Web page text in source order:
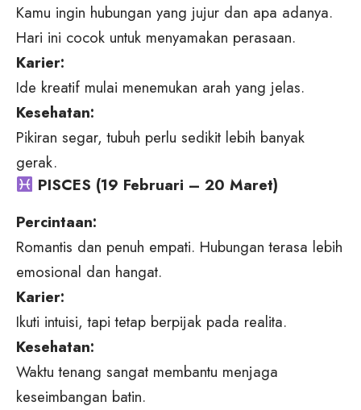
Kamu ingin hubungan yang jujur dan apa adanya.
Hari ini cocok untuk menyamakan perasaan.
Karier:
Ide kreatif mulai menemukan arah yang jelas.
Kesehatan:
Pikiran segar, tubuh perlu sedikit lebih banyak
gerak.
PISCES (19 Februari – 20 Maret)
Percintaan:
Romantis dan penuh empati. Hubungan terasa lebih
emosional dan hangat.
Karier:
Ikuti intuisi, tapi tetap berpijak pada realita.
Kesehatan:
Waktu tenang sangat membantu menjaga
keseimbangan batin.